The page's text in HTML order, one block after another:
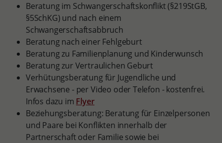
Beratung im Schwangerschaftskonflikt (§219StGB,
§5SchKG) und nach einem
Schwangerschaftsabbruch
Beratung nach einer Fehlgeburt
Beratung zu Familienplanung und Kinderwunsch
Beratung zur Vertraulichen Geburt
Verhütungsberatung für Jugendliche und
Erwachsene - per Video oder Telefon - kostenfrei.
Infos dazu im Flyer
Beziehungsberatung: Beratung für Einzelpersonen
und Paare bei Konflikten innerhalb der
Partnerschaft oder Familie sowie bei